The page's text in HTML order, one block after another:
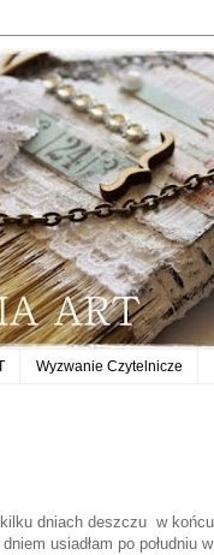
Wyzwanie Czytelnicze
dniach deszczu w
usiadłam po południu